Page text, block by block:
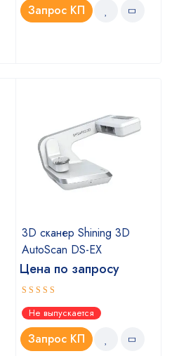
Запрос КП
3D сканер Shining 3D
AutoScan DS-EX
Цена по запросу
Оценка
4.67из 5
Не выпускается
Запрос КП